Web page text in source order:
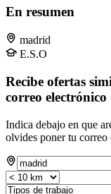
En resumen
madrid
E.S.O
Recibe ofertas
correo electrónico
Indica debajo en que
olvides poner tu correo